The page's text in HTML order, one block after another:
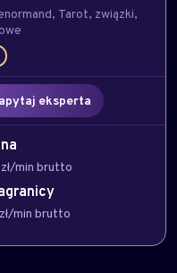
Tarot związki
eksperta
min brutto
min brutto